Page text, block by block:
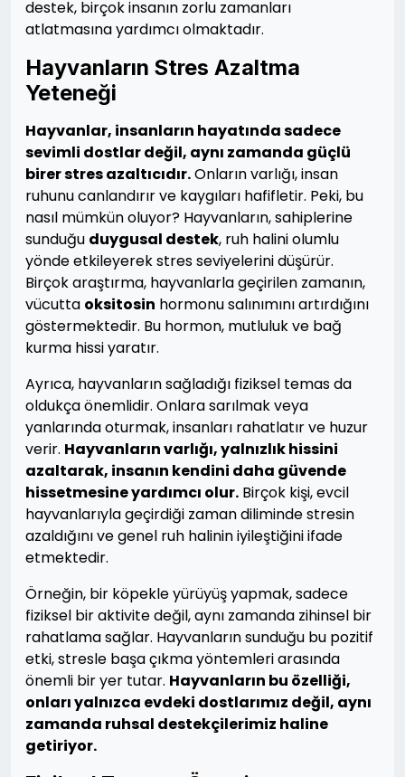
destek, birçok insanın zorlu zamanları
atlatmasına yardımcı olmaktadır.
Hayvanların Stres Azaltma
Yeteneği
Hayvanlar, insanların hayatında sadece
sevimli dostlar değil, aynı zamanda güçlü
birer stres azaltıcıdır.Onların varlığı, insan
ruhunu canlandırır ve kaygıları hafifletir. Peki, bu
nasıl mümkün oluyor? Hayvanların, sahiplerine
sunduğu duygusal destek, ruh halini olumlu
yönde etkileyerek stres seviyelerini düşürür.
Birçok araştırma, hayvanlarla geçirilen zamanın,
vücutta oksitosin hormonu salınımını artırdığını
göstermektedir. Bu hormon, mutluluk ve bağ
kurma hissi yaratır.
Ayrıca, hayvanların sağladığı fiziksel temas da
oldukça önemlidir. Onlara sarılmak veya
yanlarında oturmak, insanları rahatlatır ve huzur
verir. Hayvanların varlığı, yalnızlık hissini
azaltarak, insanın kendini daha güvende
hissetmesine yardımcı olur. Birçok kişi, evcil
hayvanlarıyla geçirdiği zaman diliminde stresin
azaldığını ve genel ruh halinin iyileştiğini ifade
etmektedir.
Örneğin, bir köpekle yürüyüş yapmak, sadece
fiziksel bir aktivite değil, aynı zamanda zihinsel bir
rahatlama sağlar. Hayvanların sunduğu bu pozitif
etki, stresle başa çıkma yöntemleri arasında
önemli bir yer tutar. Hayvanların bu özelliği,
onları yalnızca evdeki dostlarımız değil, aynı
zamanda ruhsal destekçilerimiz haline
getiriyor.